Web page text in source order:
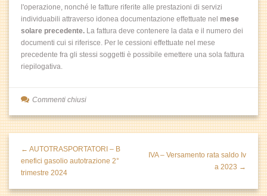
l'operazione, nonché le fatture riferite alle prestazioni di servizi
individuabili attraverso idonea documentazione effettuate nel mese
solare precedente. La fattura deve contenere la data e il numero dei
documenti cui si riferisce. Per le cessioni effettuate nel mese
precedente fra gli stessi soggetti è possibile emettere una sola fattura
riepilogativa.
Commenti chiusi
← AUTOTRASPORTATORI – B
enefici gasolio autotrazione 2°
trimestre 2024
IVA – Versamento rata saldo Iv
a 2023 →